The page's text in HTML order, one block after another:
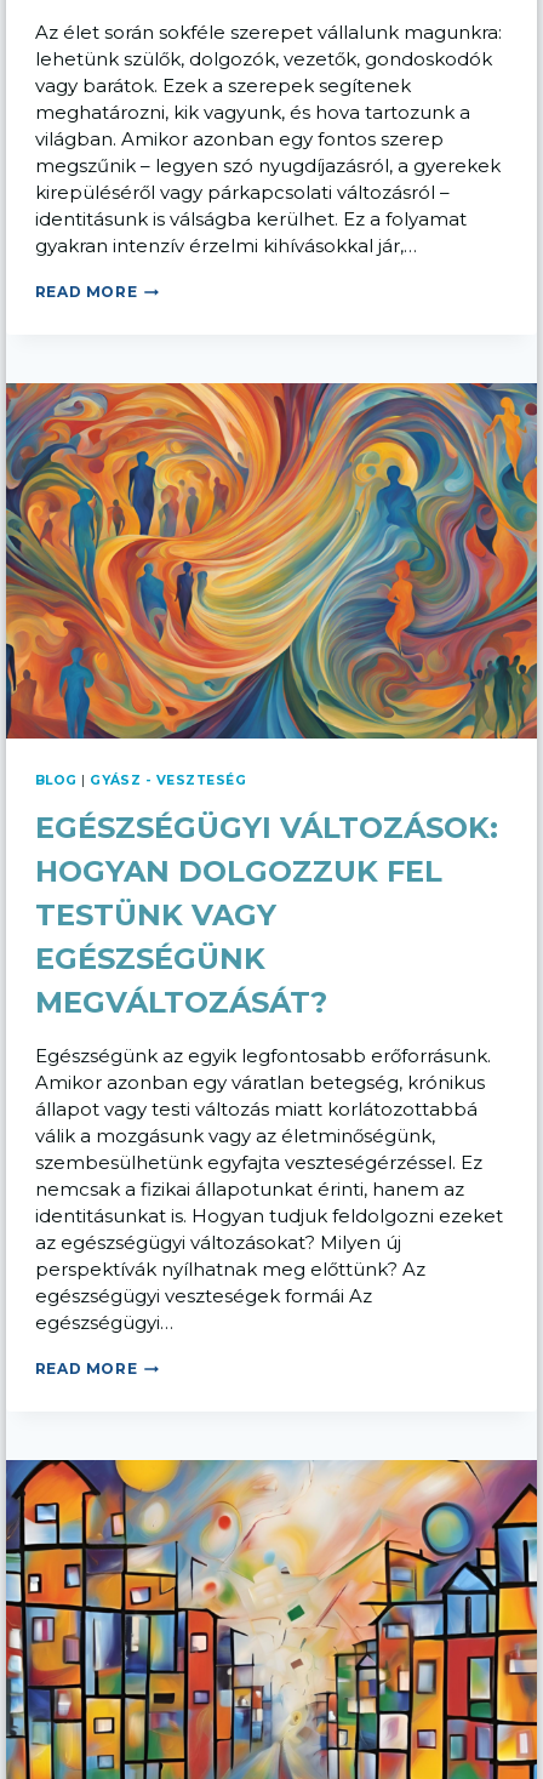
Az élet során sokféle szerepet vállalunk magunkra:
lehetünk szülők, dolgozók, vezetők, gondoskodók
vagy barátok. Ezek a szerepek segítenek
meghatározni, kik vagyunk, és hova tartozunk a
világban. Amikor azonban egy fontos szerep
megszűnik – legyen szó nyugdíjazásról, a gyerekek
kirepüléséről vagy párkapcsolati változásról –
identitásunk is válságba kerülhet. Ez a folyamat
gyakran intenzív érzelmi kihívásokkal jár,…
READ MOREIDENTITÁSVÁLSÁG:
SZEREPÜNKET
AZ
ÉLETBEN
BLOG | GYÁSZ - VESZTESÉG
EGÉSZSÉGÜGYI VÁLTOZÁSOK:
HOGYAN DOLGOZZUK FEL
TESTÜNK VAGY
EGÉSZSÉGÜNK
MEGVÁLTOZÁSÁT?
Egészségünk az egyik legfontosabb erőforrásunk.
Amikor azonban egy váratlan betegség, krónikus
állapot vagy testi változás miatt korlátozottabbá
válik a mozgásunk vagy az életminőségünk,
szembesülhetünk egyfajta veszteségérzéssel. Ez
nemcsak a fizikai állapotunkat érinti, hanem az
identitásunkat is. Hogyan tudjuk feldolgozni ezeket
az egészségügyi változásokat? Milyen új
perspektívák nyílhatnak meg előttünk? Az
egészségügyi veszteségek formái Az
egészségügyi…
READ MOREEGÉSZSÉGÜGYI
FEL
TESTÜNK
VAGY
EGÉSZSÉGÜNK
MEGVÁLTOZÁSÁT?